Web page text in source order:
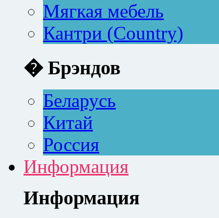
Мягкая мебель
Кантри (Country)
� Брэндов
Беларусь
Китай
Россия
Информация
Информация